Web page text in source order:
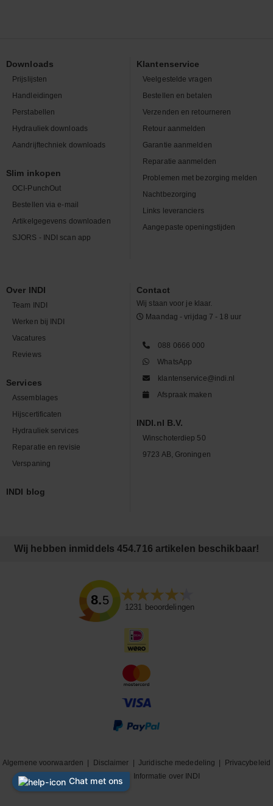
Downloads
Prijslijsten
Handleidingen
Perstabellen
Hydrauliek downloads
Aandrijftechniek downloads
Slim inkopen
OCI-PunchOut
Bestellen via e-mail
Artikelgegevens downloaden
SJORS - INDI scan app
Klantenservice
Veelgestelde vragen
Bestellen en betalen
Verzenden en retourneren
Retour aanmelden
Garantie aanmelden
Reparatie aanmelden
Problemen met bezorging melden
Nachtbezorging
Links leveranciers
Aangepaste openingstijden
Over INDI
Team INDI
Werken bij INDI
Vacatures
Reviews
Services
Assemblages
Hijscertificaten
Hydrauliek services
Reparatie en revisie
Verspaning
INDI blog
Contact
Wij staan voor je klaar.
Maandag - vrijdag 7 - 18 uur
088 0666 000
WhatsApp
klantenservice@indi.nl
Afspraak maken
INDI.nl B.V.
Winschoterdiep 50
9723 AB, Groningen
Wij hebben inmiddels 454.716 artikelen beschikbaar!
8.5
1231 beoordelingen
Algemene voorwaarden Disclaimer |Juridische mededeling
Privacybeleid
|
Cookiebeleid Informatie over INDI